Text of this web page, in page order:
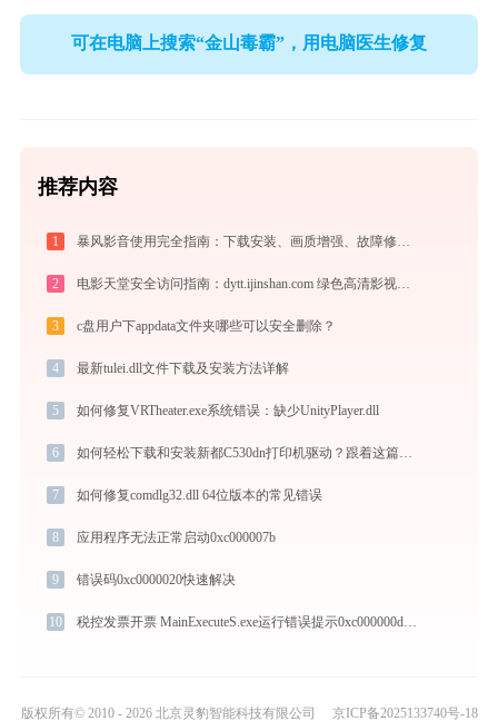
可在电脑上搜索“金山毒霸”，用电脑医生修复
推荐内容
1
2 电影天堂安全访问指南：dytt.ijinshan.com 绿色高清影视资源获取秘籍
3 c盘用户下appdata文件夹哪些可以安全删除？
4 最新tulei.dll文件下载及安装方法详解
5 如何修复VRTheater.exe系统错误：缺少UnityPlayer.dll
6 如何轻松下载和安装新都C530dn打印机驱动？跟着这篇指南走
7 如何修复comdlg32.dll 64位版本的常见错误
8 应用程序无法正常启动0xc000007b
9 错误码0xc0000020快速解决
10 税控发票开票 MainExecuteS.exe运行错误提示0xc000000d的解决办法
版权所有© 2010 - 2026 北京灵豹智能科技有限公司 京ICP备2025133740号-18